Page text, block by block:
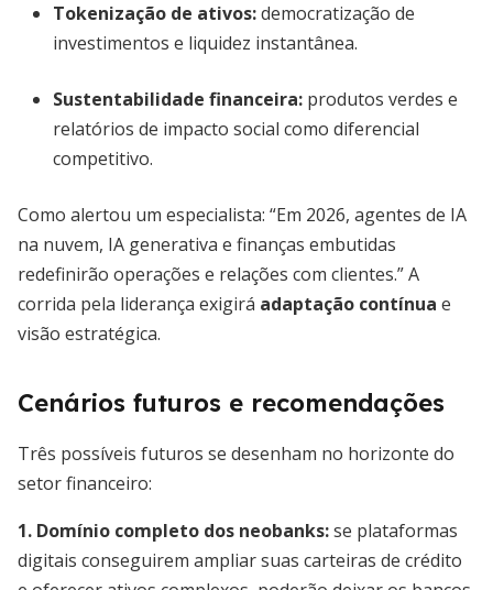
Tokenização de ativos:democratização de
investimentos e liquidez instantânea.
Sustentabilidade financeira: produtos verdes e
relatórios de impacto social como diferencial
competitivo.
Como alertou um especialista: “Em 2026, agentes de IA
na nuvem, IA generativa e finanças embutidas
redefinirão operações e relações com clientes.” A
corrida pela liderança exigirá adaptação contínua e
visão estratégica.
Cenários futuros e recomendações
Três possíveis futuros se desenham no horizonte do
setor financeiro:
1. Domínio completo dos neobanks:se plataformas
digitais conseguirem ampliar suas carteiras de crédito